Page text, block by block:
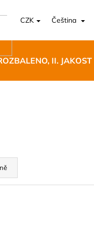
CZK Čeština
II. JAKOST
TRAILOVÉ